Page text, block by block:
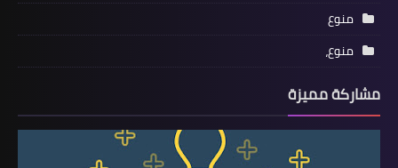
منوع
منوع،
مشاركة مميزة